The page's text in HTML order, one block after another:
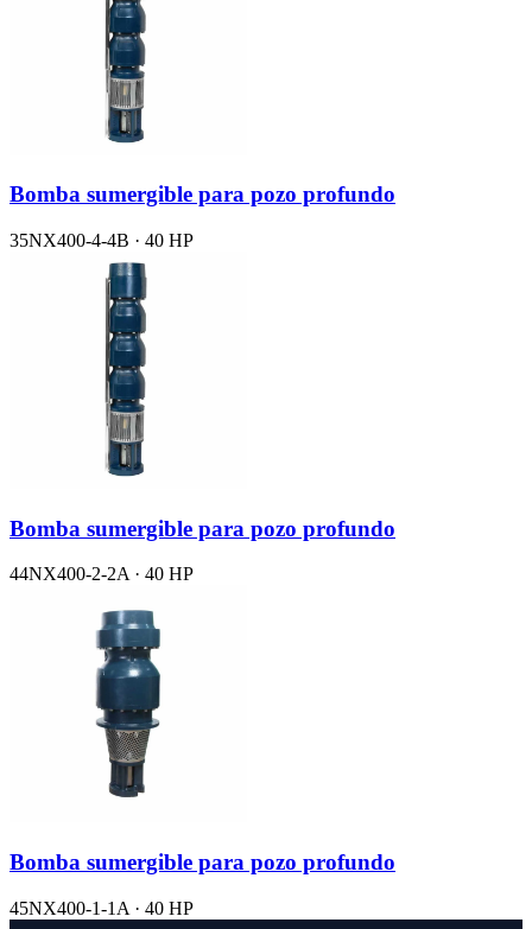
Bomba sumergible para pozo profundo
35NX400-4-4B · 40 HP
Bomba sumergible para pozo profundo
44NX400-2-2A · 40 HP
Bomba sumergible para pozo profundo
45NX400-1-1A · 40 HP